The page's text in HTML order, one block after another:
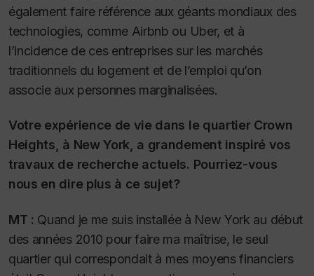
également faire référence aux géants mondiaux des
technologies, comme Airbnb ou Uber, et à
l’incidence de ces entreprises sur les marchés
traditionnels du logement et de l’emploi qu’on
associe aux personnes marginalisées.
Votre expérience de vie dans le quartier Crown
Heights, à New York, a grandement inspiré vos
travaux de recherche actuels. Pourriez-vous
nous en dire plus à ce sujet?
MT : Quand je me suis installée à New York au début
des années 2010 pour faire ma maîtrise, le seul
quartier qui correspondait à mes moyens financiers